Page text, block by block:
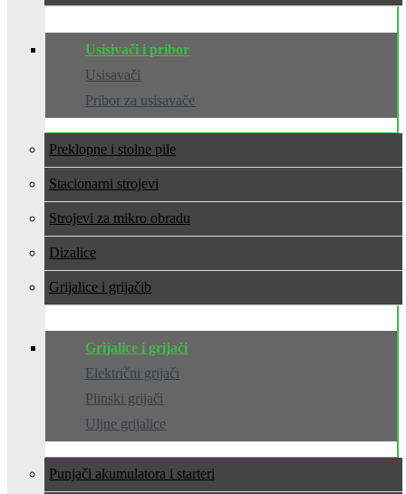
Usisivači i pribor
Usisavači
Pribor za usisavače
Preklopne i stolne pile
Stacionarni strojevi
Strojevi za mikro obradu
Dizalice
Grijalice i grijači
Grijalice i grijači
Električni grijači
Plinski grijači
Uljne grijalice
Punjači akumulatora i starteri